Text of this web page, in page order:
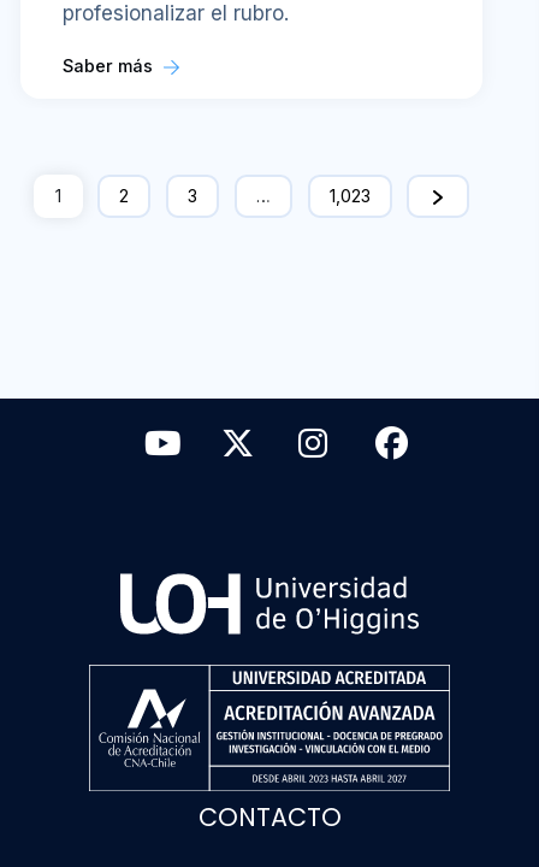
profesionalizar el rubro.
Saber más
1 2 3 … 1,023
CONTACTO